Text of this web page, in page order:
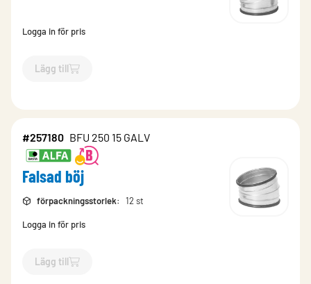
Logga in för pris
Lägg till
`$Lägg till
#257180 BFU 250 15 GALV
Falsad böj
förpackningsstorlek: 12 st
Logga in för pris
Lägg till
`$Lägg till